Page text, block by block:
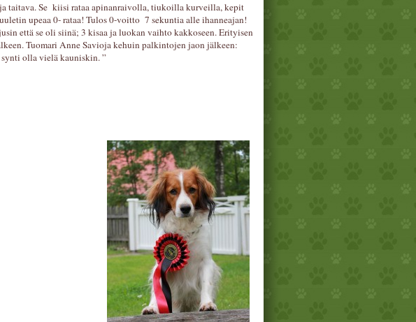
taitava. Se kiisi rataa apinanraivolla, tiukoilla kurveilla, kepit
upeaa 0- rataa! Tulos 0-voitto 7 sekuntia alle ihanneajan!
että se oli siinä; 3 kisaa ja luokan vaihto kakkoseen. Erityisen
Tuomari Anne Savioja kehuin palkintojen jaon jälkeen:
olla vielä kauniskin. ”